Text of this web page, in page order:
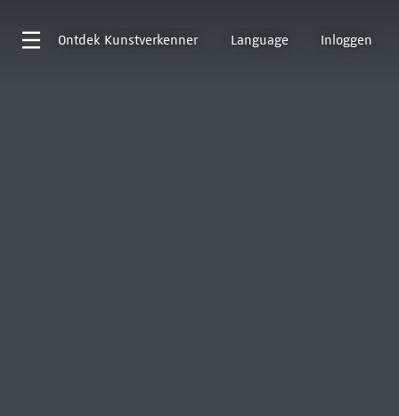
Ontdek Kunstverkenner Language Inloggen